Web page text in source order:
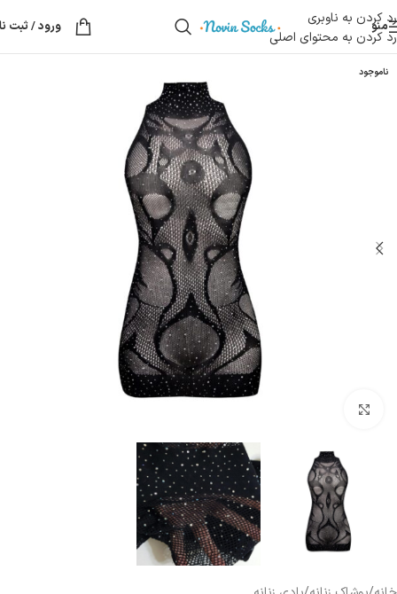
رد کردن به ناوبری
رد کردن به محتوای اصلی
منو ورود / ثبت
ناموجود